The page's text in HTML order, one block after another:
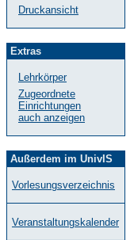
Druckansicht
Extras
Lehrkörper
Zugeordnete
Einrichtungen
auch anzeigen
Außerdem im UnivIS
Vorlesungsverzeichnis
Veranstaltungskalender